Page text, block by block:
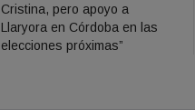
Cristina, pero apoyo a
Llaryora en Córdoba en las
elecciones próximas”